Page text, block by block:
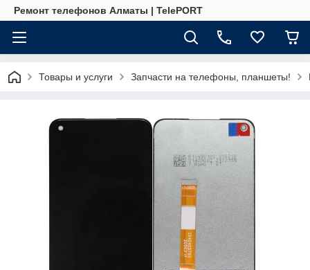
Ремонт телефонов Алматы | TelePORT
Товары и услуги Запчасти на телефоны, планшеты!